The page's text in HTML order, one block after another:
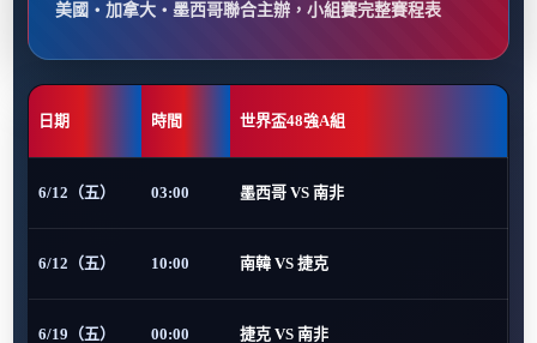
美國・加拿大・墨西哥聯合主辦，小組賽完整賽程表
日期 時間 世界盃48強A組
6/12（五） 03:00 墨西哥 VS 南非
6/12（五） 10:00 南韓 VS 捷克
6/19（五） 00:00 捷克 VS 南非